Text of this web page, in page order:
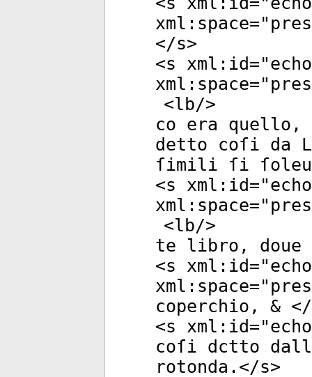
xml:space="
</s>
<s xml:id="
xml:space="
<lb/>
co era quello,
detto coſi da
ſimili ſi
<s xml:id="
xml:space="
<lb/>
te libro, doue
<s xml:id="
xml:space="
coperchio, & </
<s xml:id="
coſi dctto
rotonda.</s>